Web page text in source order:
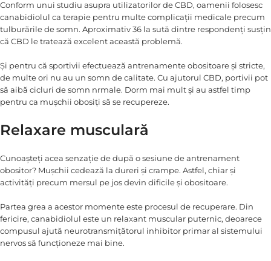
Conform unui studiu asupra utilizatorilor de CBD, oamenii folosesc
canabidiolul ca terapie pentru multe complicații medicale precum
tulburările de somn. Aproximativ 36 la sută dintre respondenți susțin
că CBD le tratează excelent această problemă.
Și pentru că sportivii efectuează antrenamente obositoare și stricte,
de multe ori nu au un somn de calitate. Cu ajutorul CBD, portivii pot
să aibă cicluri de somn nrmale. Dorm mai mult și au astfel timp
pentru ca mușchii obosiți să se recupereze.
Relaxare musculară
Cunoașteți acea senzație de după o sesiune de antrenament
obositor? Mușchii cedează la dureri și crampe. Astfel, chiar și
activități precum mersul pe jos devin dificile și obositoare.
Partea grea a acestor momente este procesul de recuperare. Din
fericire, canabidiolul este un relaxant muscular puternic, deoarece
compusul ajută neurotransmițătorul inhibitor primar al sistemului
nervos să funcționeze mai bine.